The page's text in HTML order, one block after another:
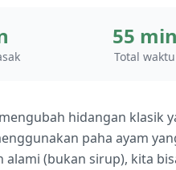
55 min
Total waktu
hidangan klasik
paha ayam
(bukan sirup), kita